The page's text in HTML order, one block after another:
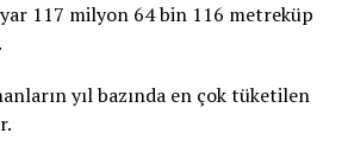
117 milyon 64 bin 116 metreküp
yıl bazında en çok tüketilen